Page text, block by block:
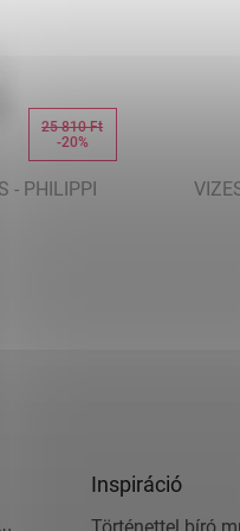
25 810 Ft
-20%
- PHILIPPI
Inspiráció